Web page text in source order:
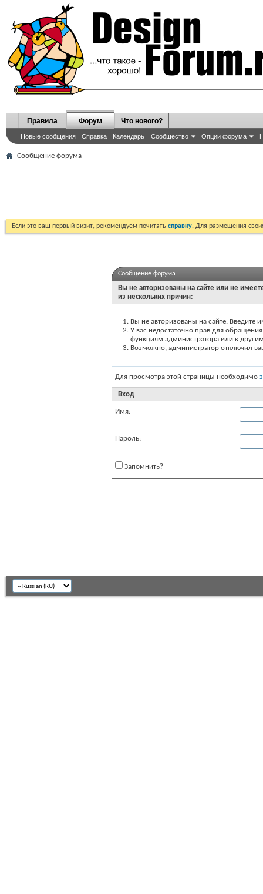
Правила Форум
Новые сообщения Справка Календарь Сообщество Опции форума
Что нового?
Сообщение форума
Если это ваш первый визит, рекомендуем почитать справку. Для размещения
Сообщение форума
Вы не авторизованы на сайте или не
из нескольких причин:
Вы не авторизованы на сайте. Введите
У вас недостаточно прав для
функциям администратора или к
Возможно, администратор отключил
Для просмотра этой страницы необходимо
Вход
Имя:
Пароль:
Запомнить?